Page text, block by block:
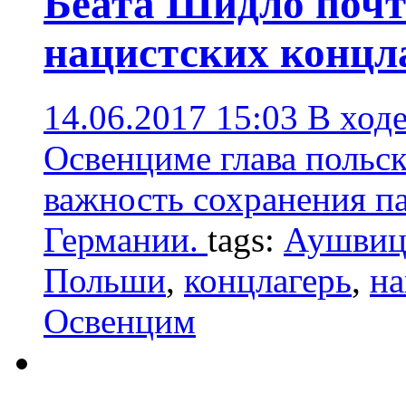
нацистских
14.06.2017 15:03 В
Освенциме глава
важность сохранения
Германии. tags: Аушвиц
Польши, концлагерь,
Освенцим